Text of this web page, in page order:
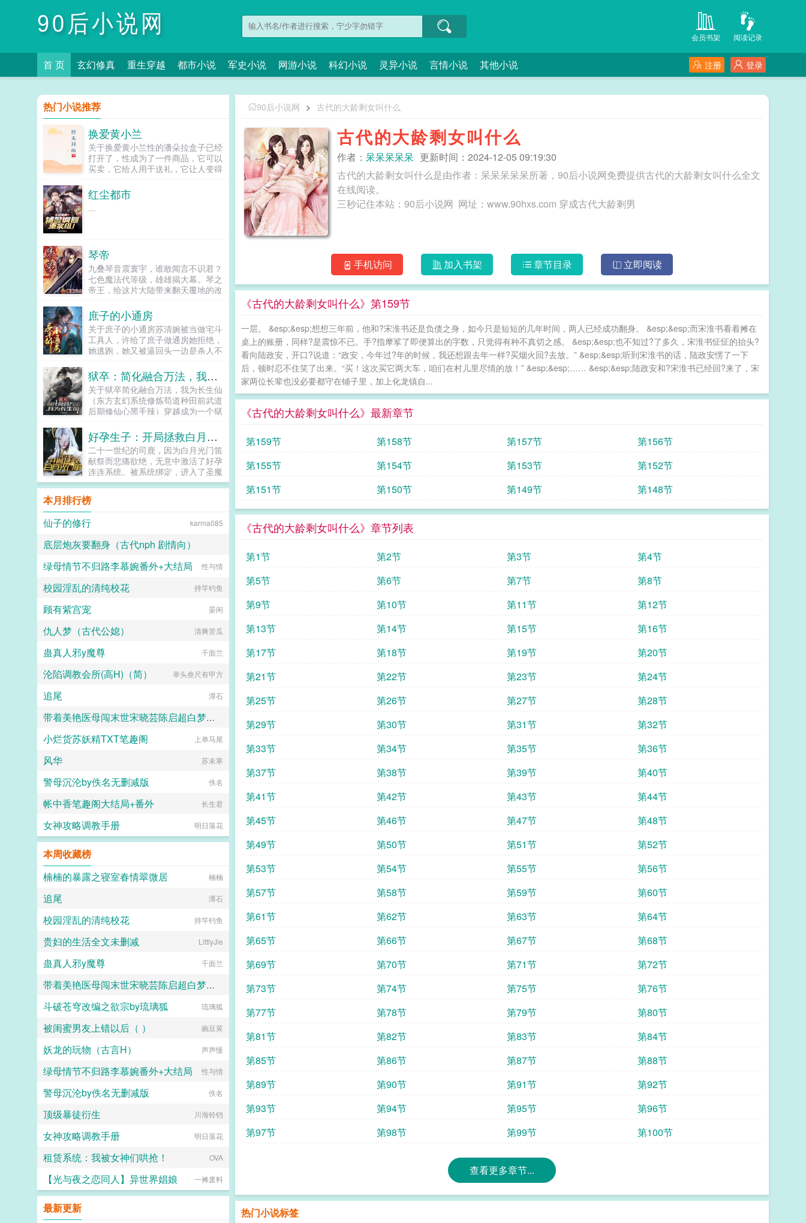
90后小说网 阅读记录
会员书架
首 页 玄幻修真 重生穿越 都市小说 军史小说 网游小说 科幻小说 灵异小说 言情小说 其他小说 登录
注册
90后小说网 > 古代的大龄剩女叫什么
古代的大龄剩女叫什么
作者： 呆呆呆呆呆 更新时间：2024-12-05 09:19:30
古代的大龄剩女叫什么是由作者：呆呆呆呆呆所著，90后小说网免费提供古代的大龄剩女叫什么全文
在线阅读。
三秒记住本站：90后小说网 网址：www.90hxs.com 穿成古代大龄剩男
手机访问 加入书架 章节目录 立即阅读
《古代的大龄剩女叫什么》第159节
一层。 &esp;&esp;想想三年前，他和?宋淮书还是负债之身，如今只是短短的几年时间，两人已经成功翻身。 &esp;&esp;而宋淮书看着摊在
桌上的账册，同样?是震惊不已。手?指摩挲了即便算出的字数，只觉得有种不真切之感。 &esp;&esp;也不知过?了多久，宋淮书怔怔的抬头?
看向陆政安，开口?说道：“政安，今年过?年的时候，我还想跟去年一样?买烟火回?去放。” &esp;&esp;听到宋淮书的话，陆政安愣了一下
后，顿时忍不住笑了出来。“买！这次买它两大车，咱们在村儿里尽情的放！” &esp;&esp;…… &esp;&esp;陆政安和?宋淮书已经回?来了，宋
家两位长辈也没必要都守在铺子里，加上化龙镇自...
《古代的大龄剩女叫什么》最新章节
第159节 第158节 第157节
第156节
第155节
第154节 第153节
第152节
第151节
第150节 第149节 第148节
《古代的大龄剩女叫什么》章节列表
第1节 第2节 第3节
第4节
第5节
第6节 第7节
第8节
第9节
第10节 第11节
第12节
第13节
第14节 第15节
第16节
第17节
第18节 第19节
第20节
第21节
第22节 第23节
第24节
第25节
第26节 第27节
第28节
第29节
第30节 第31节
第32节
第33节
第34节 第35节
第36节
第37节
第38节 第39节
第40节
第41节
第42节 第43节
第44节
第45节
第46节 第47节
第48节
第49节
第50节 第51节
第52节
第53节
第54节 第55节
第56节
第57节
第58节 第59节
第60节
第61节
第62节 第63节
第64节
第65节
第66节 第67节
第68节
第69节
第70节 第71节
第72节
第73节
第74节 第75节
第76节
第77节
第78节 第79节
第80节
第81节
第82节 第83节
第84节
第85节
第86节 第87节
第88节
第89节
第90节 第91节
第92节
第93节
第94节 第95节
第96节
第97节
第98节 第99节 第100节
查看更多章节...
热门小说标签
热门小说推荐
换爱黄小兰
关于换爱黄小兰性的潘朵拉盒子已经
打开了，性成为了一件商品，它可以
买卖，它给人用于送礼，它让人变得
他的老板四十二岁的黄小兰，从他被
拿来交易，到他的情人作为礼物送给
客户，再到他成为老板的性工具，最
开了一场疯狂的性报复。爱全文阅
读。...
红尘都市
...
琴帝
九叠琴音震寰宇，谁敢闻言不识君？
七色魔法代等级，雄雄揭大幕。琴之
帝王，给这片大陆带来翻天覆地的改
现，一代琴魔法师，在碧空海之中悄
然诞生。这将是一个单纯的少年，逐
渐成为琴中帝王的故事，开创音乐魔
法的先河，颠覆以往的设定，赤橙黄
绿青蓝紫，彩虹等级将成为所有武技
庶子的小通房
关于庶子的小通房苏清婉被当做宅斗
工具人，许给了庶子做通房她拒绝，
她逃跑，她又被逼回头一边是杀人不
二十板子的暴戾庶子夹缝中求生存她
自认为选了条好走的生路将自己灌
醉，巴巴的奉上却不知，这一切都是
庶子调教她的手段通房生出不该有的
妄念，奢求主子爷的偏爱这才是危险
狱卒：简化融合万法，我为长生仙
关于狱卒简化融合万法，我为长生仙
（东方玄幻系统修炼苟道种田前武道
后期修仙心黑手辣）穿越成为一个狱
把功法修炼简化成呼吸吃饭喝水那么
简单。他决定苟在天牢看世间百态，
在历史中修炼，求证长生。...
好孕生子：开局拯救白月光门笛！
二十一世纪的司鹿，因为白月光门笛
献祭而悲痛欲绝，无意中激活了好孕
连连系统。被系统绑定，进入了圣魔
大陆，成为了星魔神的族人之一。而
她靠着系统，则是前往了梦幻天堂，
拯救自己的白月光门笛！这一次，她
要拯救门笛，改写对方的命运，改写
圣魔大陆的局势！...
本月排行榜
仙子的修行
karma085
底层炮灰要翻身（古代nph 剧情向）
漓人故梦
绿母情节不归路李慕婉番外+大结局 性与情
校园淫乱的清纯校花 持竿钓鱼
顾有紫宫宠 晏闲
仇人梦（古代公媳） 清爽苦瓜
蛊真人邪y魔尊 千面兰
沦陷调教会所(高H)（简） 举头叁尺有甲方
追尾 潭石
带着美艳医母闯末世宋晓芸陈启超白梦胧番外+大结局
画纯爱的JIN
小烂货苏妖精TXT笔趣阁 上单马尾
风华 苏未寒
警母沉沦by佚名无删减版 佚名
帐中香笔趣阁大结局+番外 长生君
女神攻略调教手册 明日落花
本周收藏榜
楠楠的暴露之寝室春情翠微居
楠楠
追尾 潭石
校园淫乱的清纯校花 持竿钓鱼
贵妇的生活全文未删减 LittlyJie
蛊真人邪y魔尊 千面兰
带着美艳医母闯末世宋晓芸陈启超白梦胧番外+大结局
画纯爱的JIN
斗破苍穹改编之欲宗by琉璃狐 琉璃狐
被闺蜜男友上错以后（ ） 豌豆荚
妖龙的玩物（古言H） 声声慢
绿母情节不归路李慕婉番外+大结局 性与情
警母沉沦by佚名无删减版 佚名
顶级暴徒衍生 川海铃铛
女神攻略调教手册 明日落花
租赁系统：我被女神们哄抢！ OVA
【光与夜之恋同人】异世界娼娘 一摊废料
最新更新